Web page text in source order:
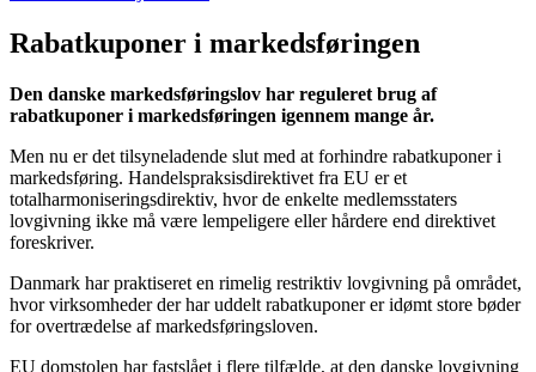
Rabatkuponer i markedsføringen
Den danske markedsføringslov har reguleret brug af
rabatkuponer i markedsføringen igennem mange år.
Men nu er det tilsyneladende slut med at forhindre rabatkuponer i
markedsføring. Handelspraksisdirektivet fra EU er et
totalharmoniseringsdirektiv, hvor de enkelte medlemsstaters
lovgivning ikke må være lempeligere eller hårdere end direktivet
foreskriver.
Danmark har praktiseret en rimelig restriktiv lovgivning på området,
hvor virksomheder der har uddelt rabatkuponer er idømt store bøder
for overtrædelse af markedsføringsloven.
EU domstolen har fastslået i flere tilfælde, at den danske lovgivning